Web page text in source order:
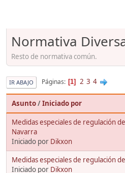
Normativa
Resto de normativa común.
IR ABAJO Páginas 1 2 3 4
Asunto/Iniciado por
Medidas especiales de regulación
Navarra
Iniciado por Dikxon
Medidas especiales de regulación
Iniciado por Dikxon